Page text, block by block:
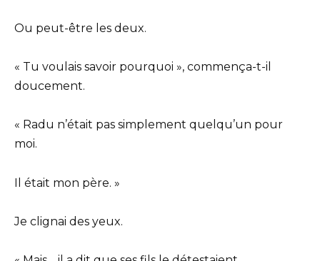
Ou peut-être les deux.
« Tu voulais savoir pourquoi », commença-t-il
doucement.
« Radu n’était pas simplement quelqu’un pour
moi.
Il était mon père. »
Je clignai des yeux.